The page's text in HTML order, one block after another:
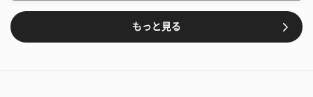
もっと見る